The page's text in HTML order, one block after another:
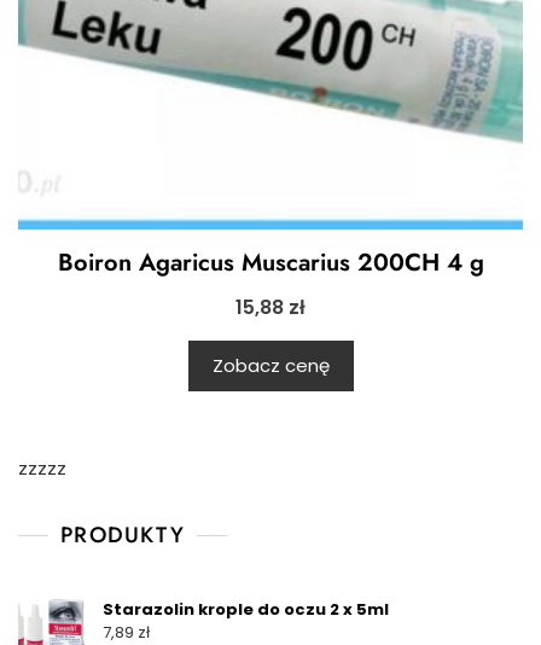
Boiron Agaricus Muscarius 200CH 4 g
15,88 zł
Zobacz cenę
zzzzz
PRODUKTY
Starazolin krople do oczu 2 x 5ml
7,89 zł